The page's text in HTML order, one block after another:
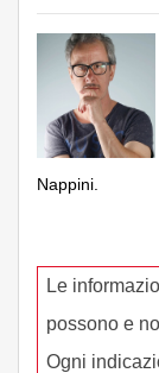
Nappini.
Le
possono e
Ogni